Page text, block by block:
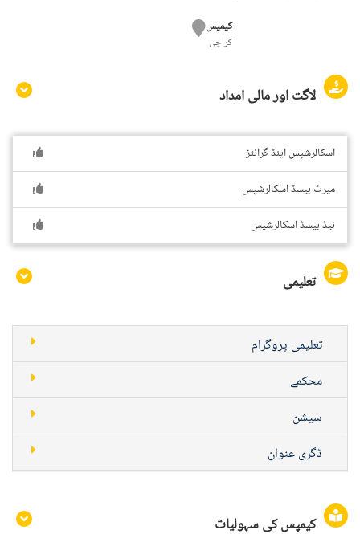
کیمپس
کراچی
لاگت اور مالی امداد
اسکالرشپس اینڈ گرانٹز
میرٹ بیسڈ اسکالرشپس
نیڈ بیسڈ اسکالرشپس
تعلیمی
تعلیمی پروگرام
محکمے
سیشن
ڈگری عنوان
کیمپس کی سہولیات